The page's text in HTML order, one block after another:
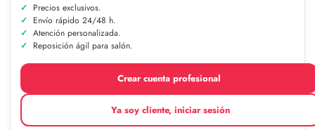
Precios exclusivos.
Envío rápido 24/48 h.
Atención personalizada.
Reposición ágil para salón.
Crear cuenta profesional
Ya soy cliente, iniciar sesión